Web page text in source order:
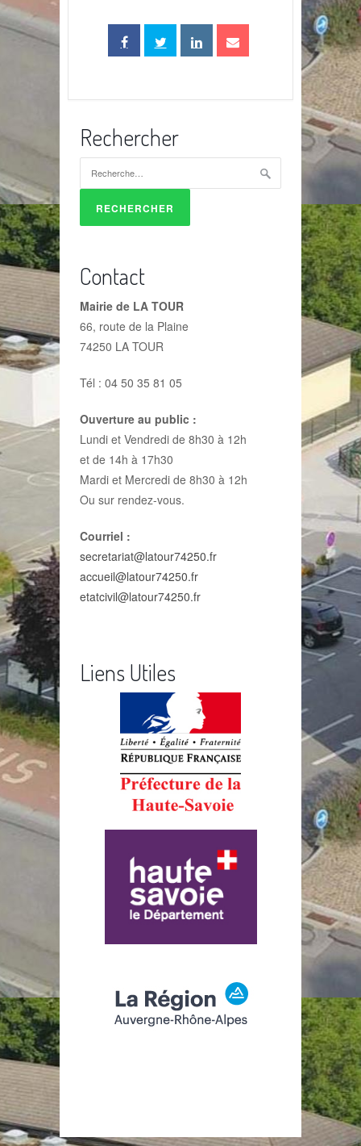
Rechercher
Contact
Mairie de LA TOUR
66, route de la Plaine
74250 LA TOUR
Tél : 04 50 35 81 05
Ouverture au public :
Lundi et Vendredi de 8h30 à 12h
et de 14h à 17h30
Mardi et Mercredi de 8h30 à 12h
Ou sur rendez-vous.
Courriel :
secretariat@latour74250.fr
accueil@latour74250.fr
etatcivil@latour74250.fr
Liens Utiles